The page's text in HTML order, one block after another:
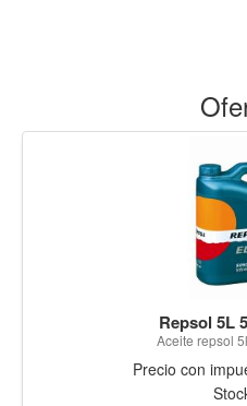
Repsol 5L
Aceite repsol
Precio con